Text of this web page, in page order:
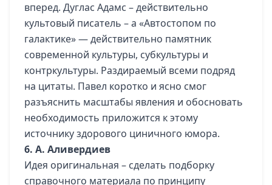
вперед. Дуглас Адамс – действительно
культовый писатель – а «Автостопом по
галактике» — действительно памятник
современной культуры, субкультуры и
контркультуры. Раздираемый всеми подряд
на цитаты. Павел коротко и ясно смог
разъяснить масштабы явления и обосновать
необходимость приложится к этому
источнику здорового циничного юмора.
6. А. Аливердиев
Идея оригинальная – сделать подборку
справочного материала по принципу